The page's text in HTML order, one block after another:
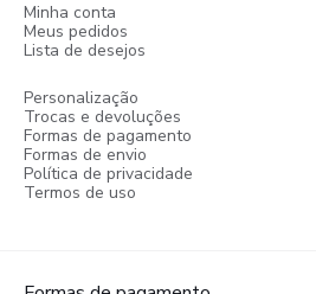
Minha conta
Meus pedidos
Lista de desejos
Personalização
Trocas e devoluções
Formas de pagamento
Formas de envio
Política de privacidade
Termos de uso